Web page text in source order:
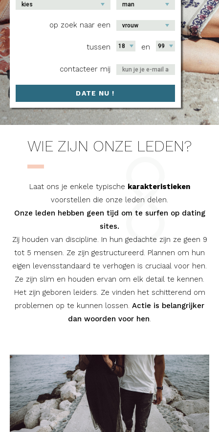
kies man
op zoek naar een vrouw
tussen 18 en 99
contacteer mij
DATE NU !
WIE ZIJN ONZE LEDEN?
Laat ons je enkele typische karakteristieken
voorstellen die onze leden delen.
Onze leden hebben geen tijd om te surfen op dating
sites.
Zij houden van discipline. In hun gedachte zijn ze geen 9
tot 5 mensen. Ze zijn gestructureerd. Plannen om hun
eigen levensstandaard te verhogen is cruciaal voor hen.
Ze zijn slim en houden ervan om elk detail te kennen.
Het zijn geboren leiders. Ze vinden het schitterend om
problemen op te kunnen lossen. Actie is belangrijker
dan woorden voor hen.